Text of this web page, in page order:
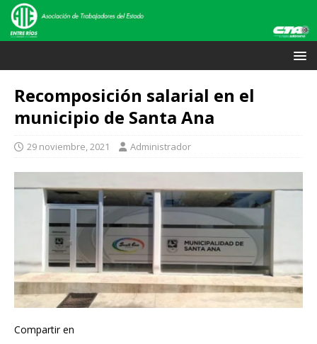
Recomposición salarial en el
municipio de Santa Ana
29 noviembre, 2021 Administrador
Compartir en